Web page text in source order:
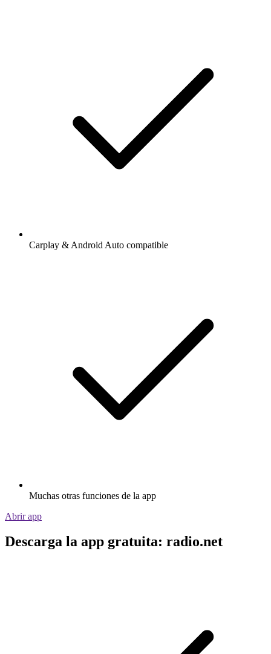
Carplay & Android Auto compatible
Muchas otras funciones de la app
Abrir app
Descarga la app gratuita: radio.net